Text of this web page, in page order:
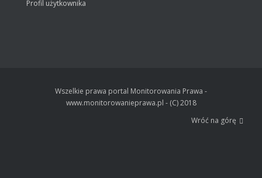
Profil użytkownika
Wszelkie prawa portal Monitorowania Prawa -
www.monitorowanieprawa.pl - (C) 2018
Wróć na górę